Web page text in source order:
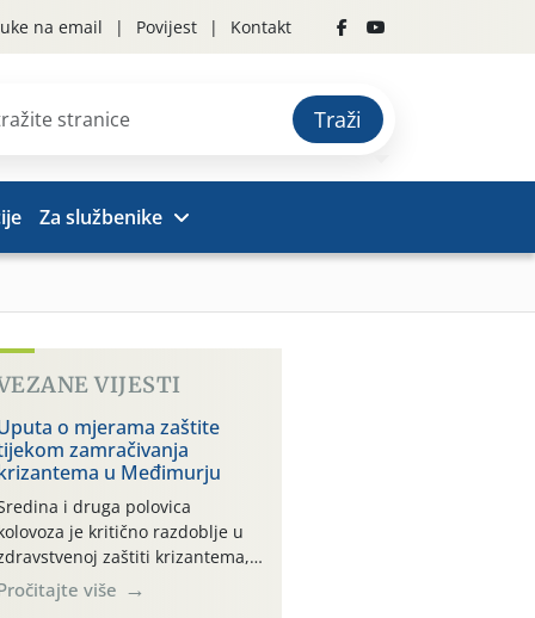
na email Povijest Kontakt
Traži
Za službenike
VIJESTI
o mjerama zaštite
zamračivanja
u Međimurju
i druga polovica
je kritično razdoblje u
zaštiti krizantema,
prije zamračivanja u proteklom
smo mjesecu tri puta upućivali
više